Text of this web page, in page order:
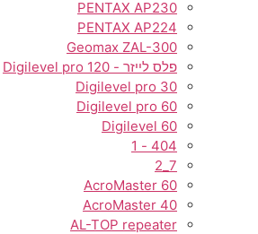
PENTAX AP230
PENTAX AP224
Geomax ZAL-300
פלס לייזר - Digilevel pro 120
Digilevel pro 30
Digilevel pro 60
Digilevel 60
404 - 1
7_2
AcroMaster 60
AcroMaster 40
AL-TOP repeater